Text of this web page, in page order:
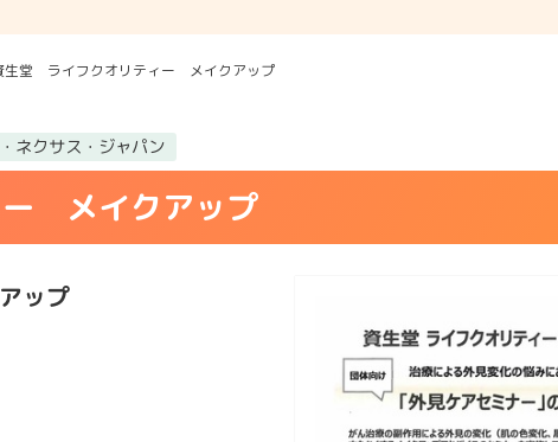
堂 ライフクオリティー メイクアップ
ネクサス・ジャパン
メイクアップ
ップ